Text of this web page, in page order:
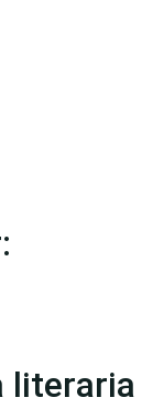
literaria